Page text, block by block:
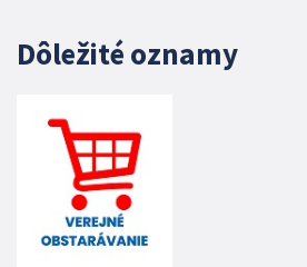
Dôležité oznamy